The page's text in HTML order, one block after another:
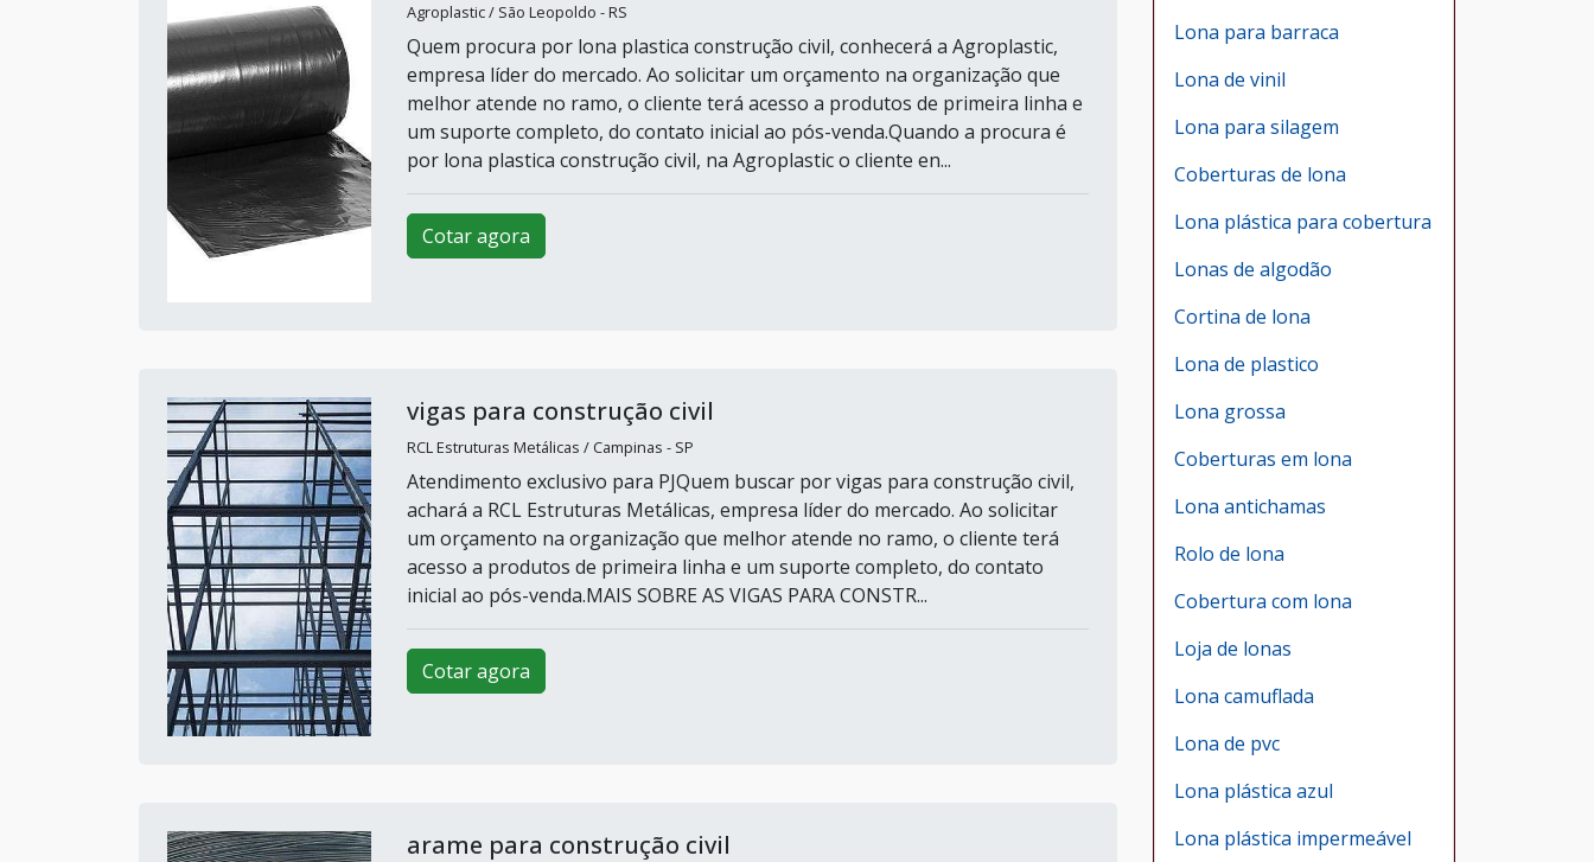
Agroplastic / São Leopoldo - RS
Quem procura por lona plastica construção civil, conhecerá a Agroplastic,
empresa líder do mercado. Ao solicitar um orçamento na organização que
melhor atende no ramo, o cliente terá acesso a produtos de primeira linha e
um suporte completo, do contato inicial ao pós-venda.Quando a procura é
por lona plastica construção civil, na Agroplastic o cliente en...
Cotar agora
vigas para construção civil
RCL Estruturas Metálicas / Campinas - SP
Atendimento exclusivo para PJQuem buscar por vigas para construção civil,
achará a RCL Estruturas Metálicas, empresa líder do mercado. Ao solicitar
um orçamento na organização que melhor atende no ramo, o cliente terá
acesso a produtos de primeira linha e um suporte completo, do contato
inicial ao pós-venda.MAIS SOBRE AS VIGAS PARA CONSTR...
Cotar agora
arame para construção civil
Lona para barraca
Lona de vinil
Lona para silagem
Coberturas de lona
Lona plástica para cobertura
Lonas de algodão
Cortina de lona
Lona de plastico
Lona grossa
Coberturas em lona
Lona antichamas
Rolo de lona
Cobertura com lona
Loja de lonas
Lona camuflada
Lona de pvc
Lona plástica azul
Lona plástica impermeável